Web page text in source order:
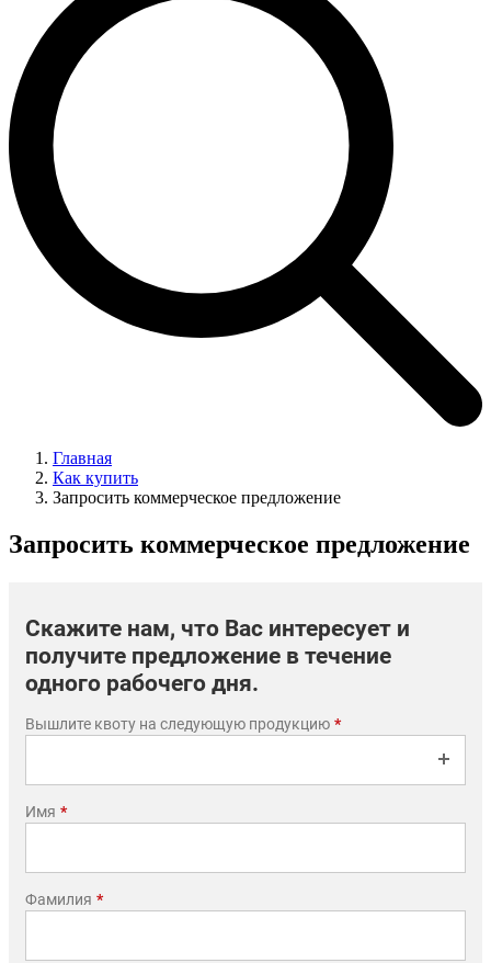
Главная
Как купить
Запросить коммерческое предложение
Запросить коммерческое предложение